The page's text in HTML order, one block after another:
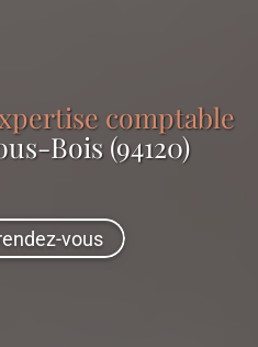
comptable
Bois (94120)
vous